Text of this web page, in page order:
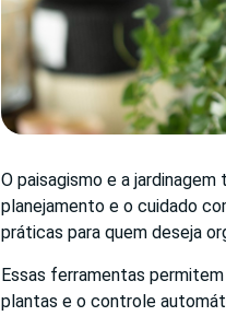
O paisagismo e a
planejamento e o cuidado
práticas para quem deseja
Essas ferramentas
plantas e o controle